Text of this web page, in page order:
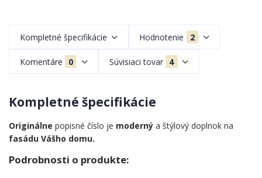
Kompletné špecifikácie Hodnotenie 2
Komentáre 0 Súvisiaci tovar 4
Kompletné špecifikácie
Originálne popisné číslo je moderný a štýlový doplnok na
fasádu Vášho domu.
Podrobnosti o produkte: